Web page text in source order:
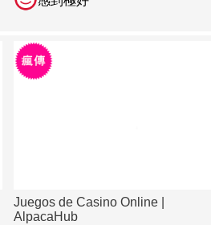
Juegos de Casino Online |
AlpacaHub